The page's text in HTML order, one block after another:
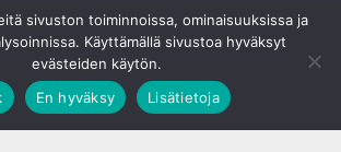
sivuston toiminnoissa, ominaisuuksissa ja
Käyttämällä sivustoa hyväksyt
evästeiden käytön.
En hyväksy Lisätietoja